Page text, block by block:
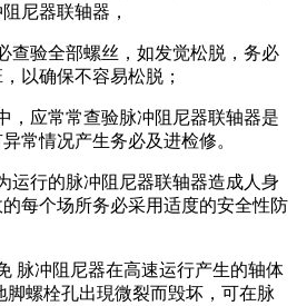
尼器联轴器，
查验全部螺丝，如发觉松脱，务必
以确保不容易松脱；
，应常常查验脉冲阻尼器联轴器是
常情况产生务必及进检修。
运行的脉冲阻尼器联轴器造成人身
每个场所务必采用适度的安全性防
脉冲阻尼器在高速运行产生的轴体
脚螺栓孔出現微裂而毁坏，可在脉